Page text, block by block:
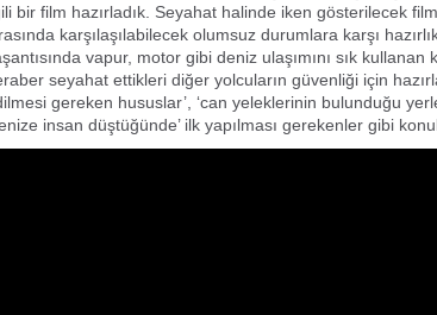
bir film hazırladık. Seyahat halinde iken gösterilecek
karşılaşılabilecek olumsuz durumlara karşı
vapur, motor gibi deniz ulaşımını sık
seyahat ettikleri diğer yolcuların güvenliği için
gereken hususlar’, ‘can yeleklerinin bulunduğu
insan düştüğünde’ ilk yapılması gerekenler gibi